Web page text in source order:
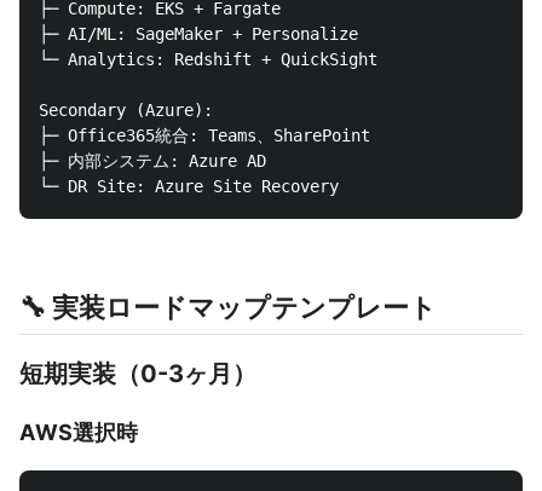
├─ Compute: EKS + Fargate
├─ AI/ML: SageMaker + Personalize
└─ Analytics: Redshift + QuickSight
Secondary (Azure):
├─ Office365統合: Teams、SharePoint
├─ 内部システム: Azure AD
🔧 実装ロードマップテンプレート
短期実装（0-3ヶ月）
AWS選択時